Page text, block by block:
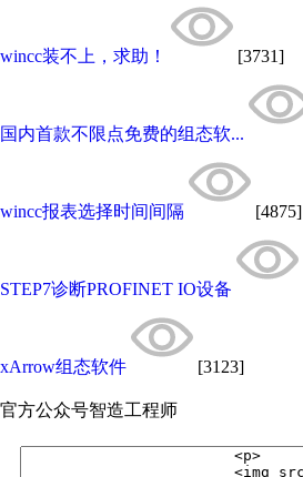
wincc装不上，求助！ [3731]
国内首款不限点免费的组态软...
wincc报表选择时间间隔 [4875]
STEP7诊断PROFINET IO设备
xArrow组态软件 [3123]
官方公众号智造工程师